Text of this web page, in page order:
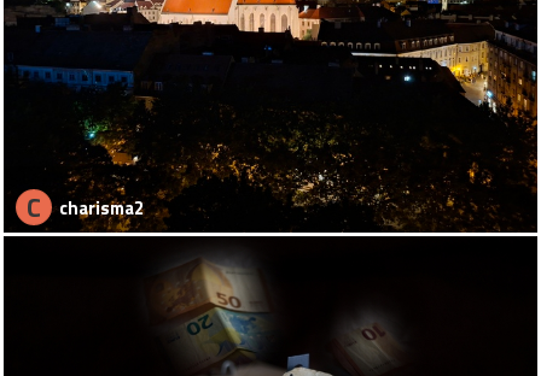
C charisma2